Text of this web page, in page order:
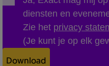
diensten en
Zie het privacy
(Je kunt je op elk
Download